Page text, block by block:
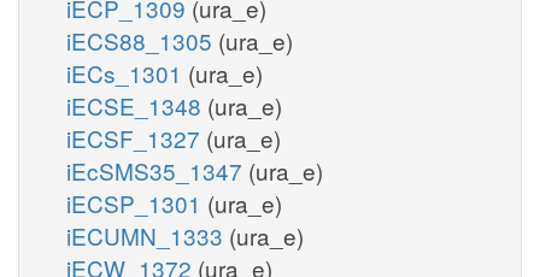
iECP_1309 (ura_e)
iECS88_1305 (ura_e)
iECs_1301 (ura_e)
iECSE_1348 (ura_e)
iECSF_1327 (ura_e)
iEcSMS35_1347 (ura_e)
iECSP_1301 (ura_e)
iECUMN_1333 (ura_e)
iECW_1372 (ura_e)